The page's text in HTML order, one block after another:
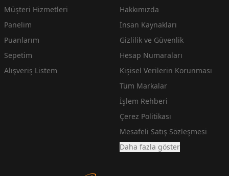
Müşteri Hizmetleri
Panelim
Puanlarım
Sepetim
Alışveriş Listem
Hakkımızda
İnsan Kaynakları
Gizlilik ve Güvenlik
Hesap Numaraları
Kişisel Verilerin Korunması
Tüm Markalar
İşlem Rehberi
Çerez Politikası
Mesafeli Satış Sözleşmesi
Daha fazla göster